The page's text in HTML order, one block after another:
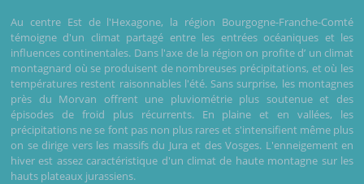
Au centre Est de l'Hexagone, la région Bourgogne-Franche-Comté
témoigne d'un climat partagé entre les entrées océaniques et les
influences continentales. Dans l'axe de la région on profite d’ un climat
montagnard où se produisent de nombreuses précipitations, et où les
températures restent raisonnables l'été. Sans surprise, les montagnes
près du Morvan offrent une pluviométrie plus soutenue et des
épisodes de froid plus récurrents. En plaine et en vallées, les
précipitations ne se font pas non plus rares et s'intensifient même plus
on se dirige vers les massifs du Jura et des Vosges. L'enneigement en
hiver est assez caractéristique d'un climat de haute montagne sur les
hauts plateaux jurassiens.